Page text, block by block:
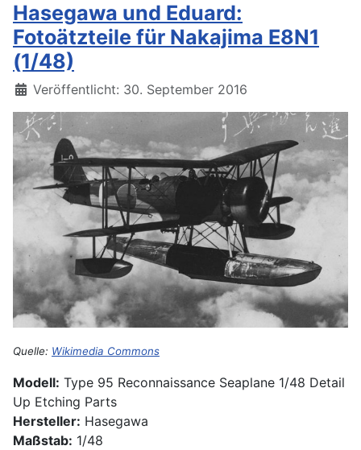
Hasegawa und Eduard:
Fotoätzteile für Nakajima E8N1
(1/48)
Details
Veröffentlicht: 30. September 2016
Quelle: Wikimedia Commons
Modell: Type 95 Reconnaissance Seaplane 1/48 Detail
Up Etching Parts
Hersteller: Hasegawa
Maßstab: 1/48